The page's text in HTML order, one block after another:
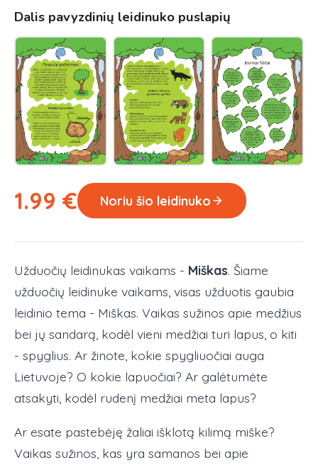
Dalis pavyzdinių leidinuko puslapių
1.99 € Noriu šio leidinuko
Užduočių leidinukas vaikams - Miškas. Šiame
užduočių leidinuke vaikams, visas užduotis gaubia
leidinio tema - Miškas. Vaikas sužinos apie medžius
bei jų sandarą, kodėl vieni medžiai turi lapus, o kiti
- spyglius. Ar žinote, kokie spygliuočiai auga
Lietuvoje? O kokie lapuočiai? Ar galėtumėte
atsakyti, kodėl rudenį medžiai meta lapus?
Ar esate pastebėję žaliai išklotą kilimą miške?
Vaikas sužinos, kas yra samanos bei apie